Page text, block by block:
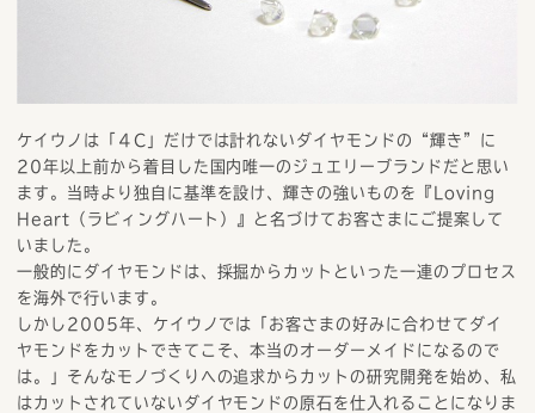
ケイウノは「４C」だけでは計れないダイヤモンドの“輝き”に
20年以上前から着目した国内唯一のジュエリーブランドだと思い
ます。当時より独自に基準を設け、輝きの強いものを『Loving
Heart（ラビィングハート）』と名づけてお客さまにご提案して
いました。
一般的にダイヤモンドは、採掘からカットといった一連のプロセス
を海外で行います。
しかし2005年、ケイウノでは「お客さまの好みに合わせてダイ
ヤモンドをカットできてこそ、本当のオーダーメイドになるので
は。」そんなモノづくりへの追求からカットの研究開発を始め、私
はカットされていないダイヤモンドの原石を仕入れることになりま